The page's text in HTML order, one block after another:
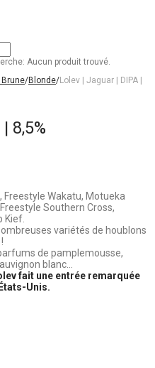
Aucun produit trouvé.
/Blonde/Lolev | Jaguar | DIPA |
8,5%
Freestyle Wakatu, Motueka
Southern Cross,
Kief.
variétés de houblons
de pamplemousse,
blanc…
fait une entrée remarquée
Unis.